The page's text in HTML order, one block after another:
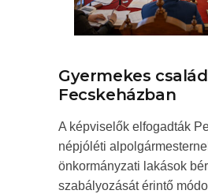
Gyermekes
Fecskeházban
A képviselők elfogadták
népjóléti
önkormányzati lakások
szabályozását érintő